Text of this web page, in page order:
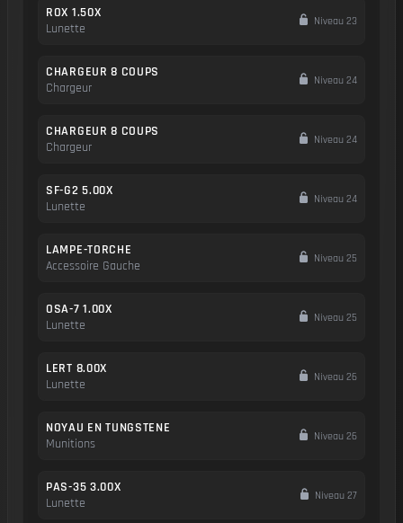
ROX 1.50X
Lunette
Niveau 23
CHARGEUR 8 COUPS
Chargeur
Niveau 24
CHARGEUR 8 COUPS
Chargeur
Niveau 24
SF-G2 5.00X
Lunette
Niveau 24
LAMPE-TORCHE
Accessoire Gauche
Niveau 25
OSA-7 1.00X
Lunette
Niveau 25
LERT 8.00X
Lunette
Niveau 26
NOYAU EN TUNGSTENE
Munitions
Niveau 26
PAS-35 3.00X
Lunette
Niveau 27